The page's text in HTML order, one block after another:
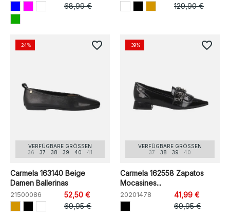
68,99 €
129,90 €
VERFÜGBARE GRÖSSEN
36
37 38 39 40 41
Carmela 163140 Beige
Damen Ballerinas
21500086
52,50 €
69,95 €
-24% favorite_border
VERFÜGBARE GRÖSSEN
37
38 39 40
Carmela 162558 Zapatos
Mocasines...
20201478
41,99 €
69,95 €
-39% favorite_border